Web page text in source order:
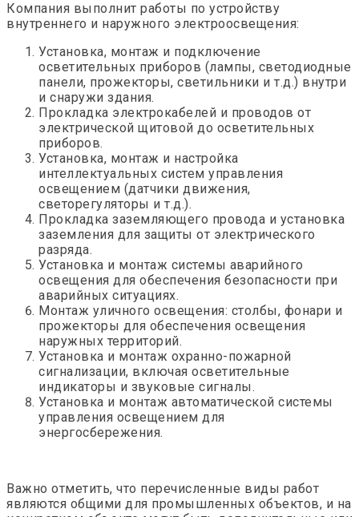
Компания выполнит работы по устройству
внутреннего и наружного электроосвещения:
Установка, монтаж и подключение
осветительных приборов (лампы, светодиодные
панели, прожекторы, светильники и т.д.) внутри
и снаружи здания.
Прокладка электрокабелей и проводов от
электрической щитовой до осветительных
приборов.
Установка, монтаж и настройка
интеллектуальных систем управления
освещением (датчики движения,
светорегуляторы и т.д.).
Прокладка заземляющего провода и установка
заземления для защиты от электрического
разряда.
Установка и монтаж системы аварийного
освещения для обеспечения безопасности при
аварийных ситуациях.
Монтаж уличного освещения: столбы, фонари и
прожекторы для обеспечения освещения
наружных территорий.
Установка и монтаж охранно-пожарной
сигнализации, включая осветительные
индикаторы и звуковые сигналы.
Установка и монтаж автоматической системы
управления освещением для
энергосбережения.
Важно отметить, что перечисленные виды работ
являются общими для промышленных объектов, и на